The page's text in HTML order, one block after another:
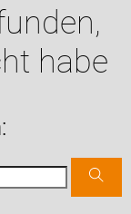
habe